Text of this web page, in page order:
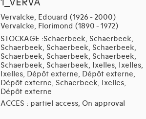
1_VERVA
Vervalcke, Edouard (1926 - 2000)
Vervalcke, Florimond (1890 - 1972)
STOCKAGE :Schaerbeek, Schaerbeek,
Schaerbeek, Schaerbeek, Schaerbeek,
Schaerbeek, Schaerbeek, Schaerbeek,
Schaerbeek, Schaerbeek, Ixelles, Ixelles,
Ixelles, Dépôt externe, Dépôt externe,
Dépôt externe, Schaerbeek, Ixelles,
Dépôt externe
ACCES : partiel access, On approval